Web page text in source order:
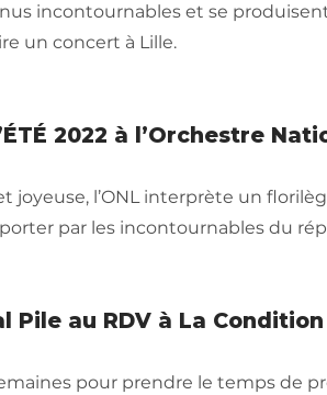
incontournables et se
un concert à Lille.
2022 à l’Orchestre
l’ONL interprète un
par les incontournables du
Pile au RDV à La
pour prendre le temps de